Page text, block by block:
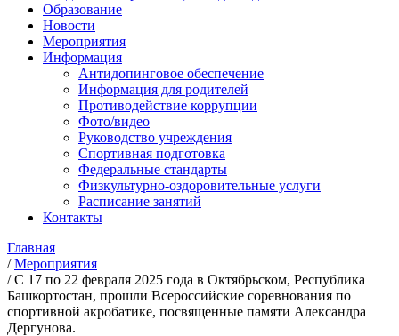
Образование
Новости
Мероприятия
Информация
Антидопинговое обеспечение
Информация для родителей
Противодействие коррупции
Фото/видео
Руководство учреждения
Спортивная подготовка
Федеральные стандарты
Физкультурно-оздоровительные услуги
Расписание занятий
Контакты
Главная
/ Мероприятия
/ С 17 по 22 февраля 2025 года в Октябрьском, Республика
Башкортостан, прошли Всероссийские соревнования по
спортивной акробатике, посвященные памяти Александра
Дергунова.